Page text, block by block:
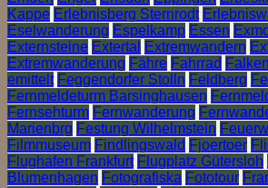
Kappe Erlebnisberg Sternrodt
Eselwanderung Espelkamp Essen
Externsteine Extertal Extremwandern
Extremwanderung Fähre Fahrrad
emittelt Feggendorfer Stolln Feldberg
Fernmeldeturm Barsinghausen
Fernsehturm Fernwanderung
Marienbrg Festung Wilhelmstein
Filmmuseum Findlingswald Fjoertoer
Flughafen Frankfurt Flugplatz Gütersloh
Blumenhagen Fotografiska Fototour